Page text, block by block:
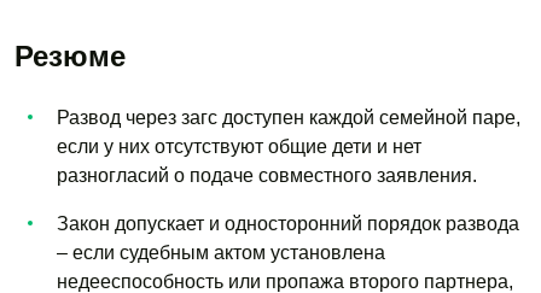
Резюме
Развод через загс доступен каждой семейной паре,
если у них отсутствуют общие дети и нет
разногласий о подаче совместного заявления.
Закон допускает и односторонний порядок развода
– если судебным актом установлена
недееспособность или пропажа второго партнера,